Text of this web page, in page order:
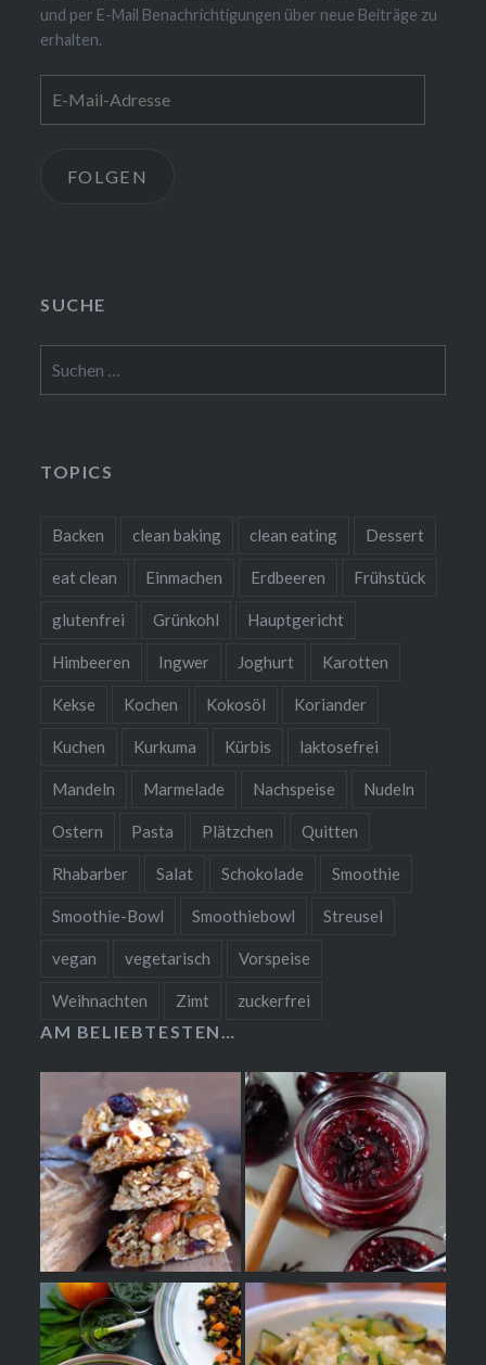
und per E-Mail Benachrichtigungen über neue Beiträge zu
erhalten.
Mail-
FOLGEN
SUCHE
nach:
TOPICS
Backen clean baking clean eating Dessert
eat clean Einmachen Erdbeeren Frühstück
glutenfrei Grünkohl Hauptgericht
Himbeeren Ingwer Joghurt Karotten
Kekse Kochen Kokosöl Koriander
Kuchen Kurkuma Kürbis laktosefrei
Mandeln Marmelade Nachspeise Nudeln
Ostern Pasta Plätzchen Quitten
Rhabarber Salat Schokolade Smoothie
Smoothie-Bowl Smoothiebowl Streusel
vegan vegetarisch Vorspeise
Weihnachten Zimt zuckerfrei
AM BELIEBTESTEN…